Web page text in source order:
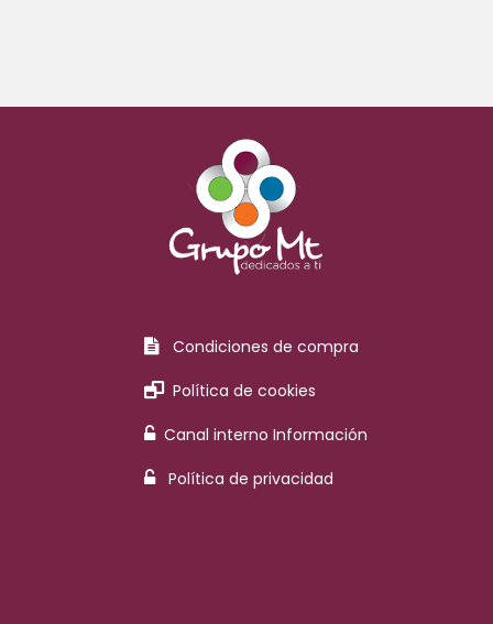
Condiciones de compra
Política de cookies
Canal interno Información
Política de privacidad